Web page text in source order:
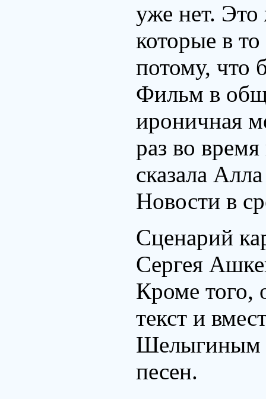
уже нет.
которые в
потому, что
Фильм в
ироничная
раз во
сказала
Новости в
Сценарий
Сергея
Кроме того,
текст и
Шелыгиным
песен.